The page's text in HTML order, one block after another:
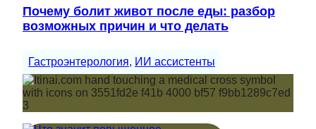
Почему болит живот после еды: разбор
возможных причин и что делать
Гастроэнтерология, ИИ ассистенты